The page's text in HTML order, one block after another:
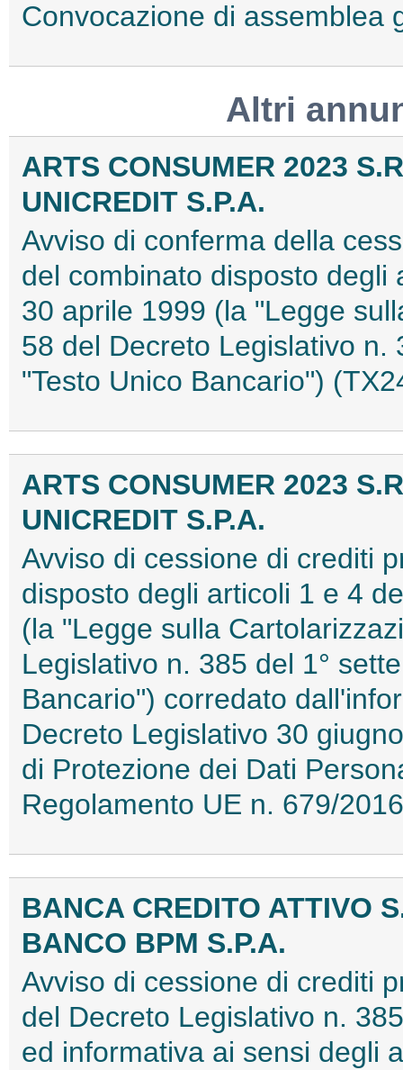
Convocazione di assemblea
Altri
ARTS CONSUMER 2023
UNICREDIT S.P.A.
Avviso di conferma della
del combinato disposto
30 aprile 1999 (la "Legge
58 del Decreto Legislativo n.
"Testo Unico Bancario")
ARTS CONSUMER 2023
UNICREDIT S.P.A.
Avviso di cessione di crediti
disposto degli articoli 1 e 4
(la "Legge sulla
Legislativo n. 385 del 1°
Bancario") corredato
Decreto Legislativo 30
di Protezione dei Dati
Regolamento UE n. 679/
BANCA CREDITO ATTIVO
BANCO BPM S.P.A.
Avviso di cessione di crediti
del Decreto Legislativo n.
ed informativa ai sensi degli